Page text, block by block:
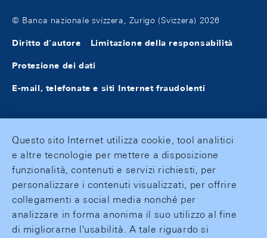
© Banca nazionale svizzera, Zurigo (Svizzera) 2026
Diritto d'autore Limitazione della responsabilità
Protezione dei dati
E-mail, telefonate e siti Internet fraudolenti
Questo sito Internet utilizza cookie, tool analitici
e altre tecnologie per mettere a disposizione
funzionalità, contenuti e servizi richiesti, per
personalizzare i contenuti visualizzati, per offrire
collegamenti a social media nonché per
analizzare in forma anonima il suo utilizzo al fine
di migliorarne l'usabilità. A tale riguardo si